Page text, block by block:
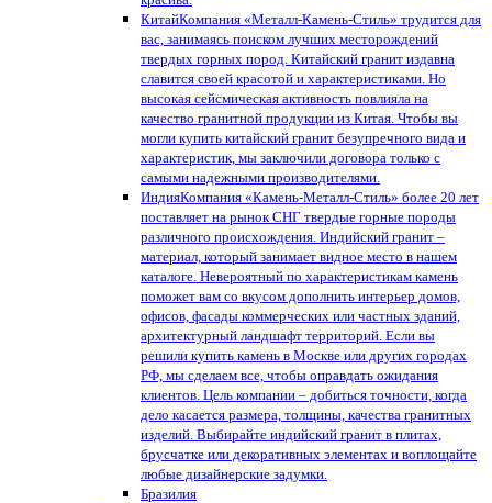
КитайКомпания «Металл-Камень-Стиль» трудится для
вас, занимаясь поиском лучших месторождений
твердых горных пород. Китайский гранит издавна
славится своей красотой и характеристиками. Но
высокая сейсмическая активность повлияла на
качество гранитной продукции из Китая. Чтобы вы
могли купить китайский гранит безупречного вида и
характеристик, мы заключили договора только с
самыми надежными производителями.
ИндияКомпания «Камень-Металл-Стиль» более 20 лет
поставляет на рынок СНГ твердые горные породы
различного происхождения. Индийский гранит –
материал, который занимает видное место в нашем
каталоге. Невероятный по характеристикам камень
поможет вам со вкусом дополнить интерьер домов,
офисов, фасады коммерческих или частных зданий,
архитектурный ландшафт территорий. Если вы
решили купить камень в Москве или других городах
РФ, мы сделаем все, чтобы оправдать ожидания
клиентов. Цель компании – добиться точности, когда
дело касается размера, толщины, качества гранитных
изделий. Выбирайте индийский гранит в плитах,
брусчатке или декоративных элементах и воплощайте
любые дизайнерские задумки.
Бразилия